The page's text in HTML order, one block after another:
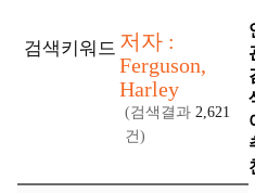
검색키워드 저자 :
Ferguson,
Harley
(검색결과 2,621
건)